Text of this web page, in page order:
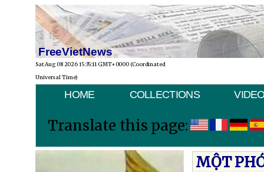
FreeVietNews
Sat Aug 08 2026 15:35:11 GMT+0000 (Coordinated
Universal Time)
HOME COLLECTIONS
Translate this page:
MỘT